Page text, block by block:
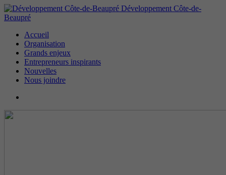
Développement Côte-de-
Beaupré
Accueil
Organisation
Grands enjeux
Entrepreneurs inspirants
Nouvelles
Nous joindre